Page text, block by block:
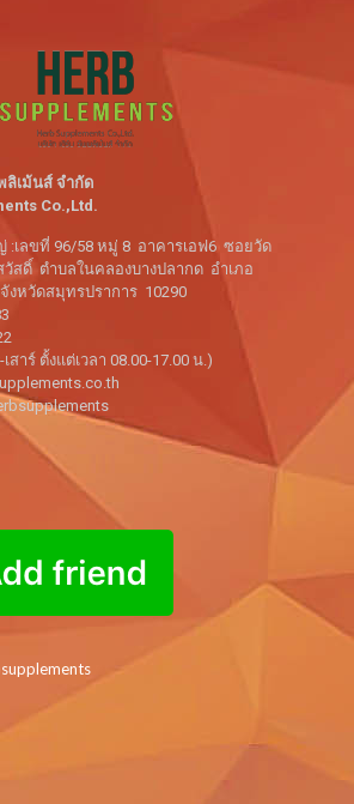
ลิเม้นส์ จำกัด
Co.,Ltd.
:เลขที่ 96/58 หมู่ 8 อาคารเอฟ6 ซอยวัด
สดิ์ ตำบลในคลองบางปลากด อำเภอ
งหวัดสมุทรปราการ 10290
าร์ ตั้งแต่เวลา 08.00-17.00 น.)